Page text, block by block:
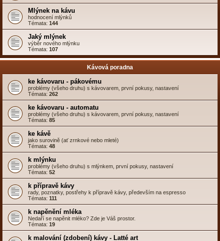
Mlýnek na kávu
hodnocení mlýnků
Témata: 144
Jaký mlýnek
výběr nového mlýnku
Témata: 107
Kávová poradna
ke kávovaru - pákovému
problémy (všeho druhu) s kávovarem, první pokusy, nastavení
Témata: 262
ke kávovaru - automatu
problémy (všeho druhu) s kávovarem, první pokusy, nastavení
Témata: 85
ke kávě
jako surovině (ať zrnkové nebo mleté)
Témata: 48
k mlýnku
problémy (všeho druhu) s mlýnkem, první pokusy, nastavení
Témata: 52
k přípravě kávy
rady, poznatky, postřehy k přípravě kávy, především na espresso
Témata: 111
k napěnění mléka
Nedaří se napěnit mléko? Zde je Váš prostor.
Témata: 19
k malování (zdobení) kávy - Latté art